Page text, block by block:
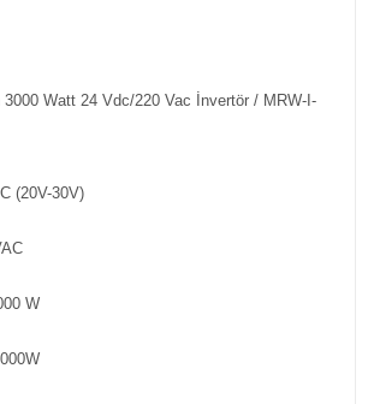
Watt 24 Vdc/220 Vac İnvertör / MRW-I-
(20V-30V)
W